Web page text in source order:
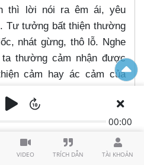
VIDEO TRÍCH DẪN TÀI KHOẢN
00:00
thì lời nói ra êm ái, yêu
Tư tưởng bất thiện thường
nhát gừng, thô lỗ. Nghe
thường cảm nhận được
cảm hay ác cảm của
ngôn ngữ lịch sự đứng
đi chung ngôn ngữ kẻ cả,
tàng đi chung ngôn ngữ